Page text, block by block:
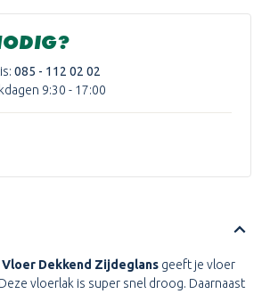
085 - 112 02 02
9:30 - 17:00
Vloer Dekkend Zijdeglans geeft je vloer
vloerlak is super snel droog. Daarnaast